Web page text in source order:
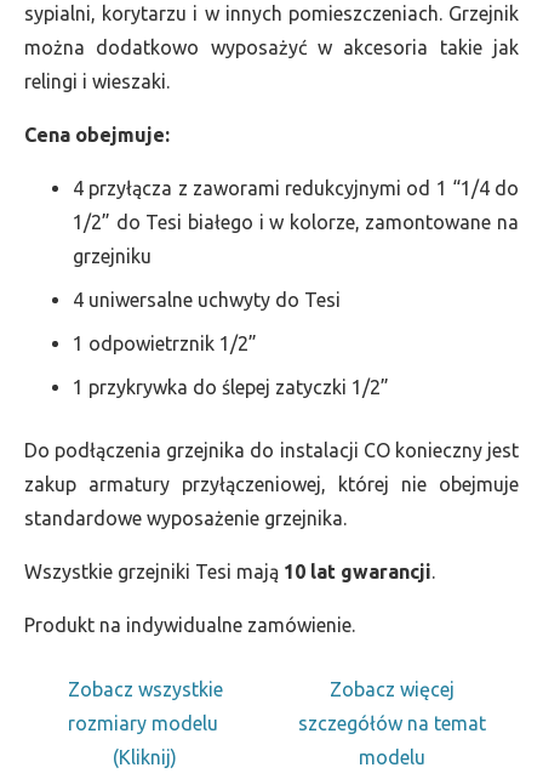
sypialni, korytarzu i w innych pomieszczeniach. Grzejnik
można dodatkowo wyposażyć w akcesoria takie jak
relingi i wieszaki.
Cena obejmuje:
4 przyłącza z zaworami redukcyjnymi od 1 “1/4 do
1/2” do Tesi białego i w kolorze, zamontowane na
grzejniku
4 uniwersalne uchwyty do Tesi
1 odpowietrznik 1/2”
1 przykrywka do ślepej zatyczki 1/2”
Do podłączenia grzejnika do instalacji CO konieczny jest
zakup armatury przyłączeniowej, której nie obejmuje
standardowe wyposażenie grzejnika.
Wszystkie grzejniki Tesi mają 10 lat gwarancji.
Produkt na indywidualne zamówienie.
Zobacz wszystkie
rozmiary modelu
(Kliknij)
Zobacz więcej
szczegółów na temat
modelu